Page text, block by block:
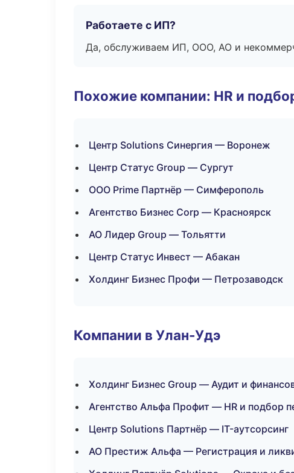
Работаете с ИП?
Да, обслуживаем ИП, ООО, АО и
Похожие компании: HR и
Центр Solutions Синергия — Воронеж
Центр Статус Group — Сургут
ООО Prime Партнёр — Симферополь
Агентство Бизнес Corp — Красноярск
АО Лидер Group — Тольятти
Центр Статус Инвест — Абакан
Холдинг Бизнес Профи — Петрозаводск
Компании в Улан-Удэ
Холдинг Бизнес Group — Аудит и
Агентство Альфа Профит — HR и подбор
Центр Solutions Партнёр — IT-аутсорсинг
АО Престиж Альфа — Регистрация и